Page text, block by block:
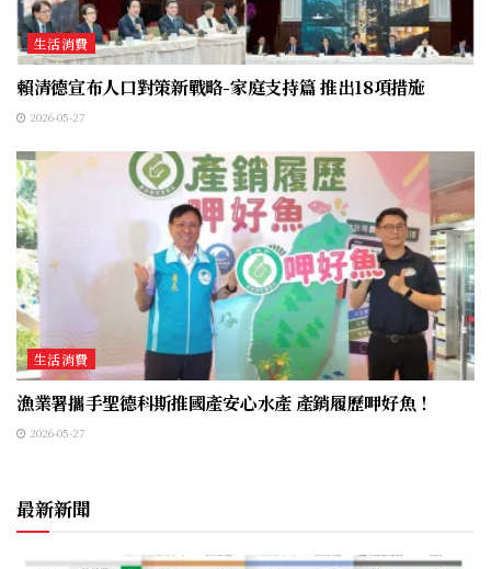
生活消費
賴清德宣布人口對策新戰略-家庭支持篇 推出18項措施
2026-05-27
生活消費
漁業署攜手聖德科斯推國產安心水產 產銷履歷呷好魚！
2026-05-27
最新新聞